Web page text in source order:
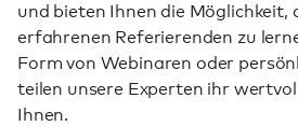
und bieten Ihnen die Möglichkeit,
erfahrenen Referierenden zu
Form von Webinaren oder
teilen unsere Experten ihr
Ihnen.